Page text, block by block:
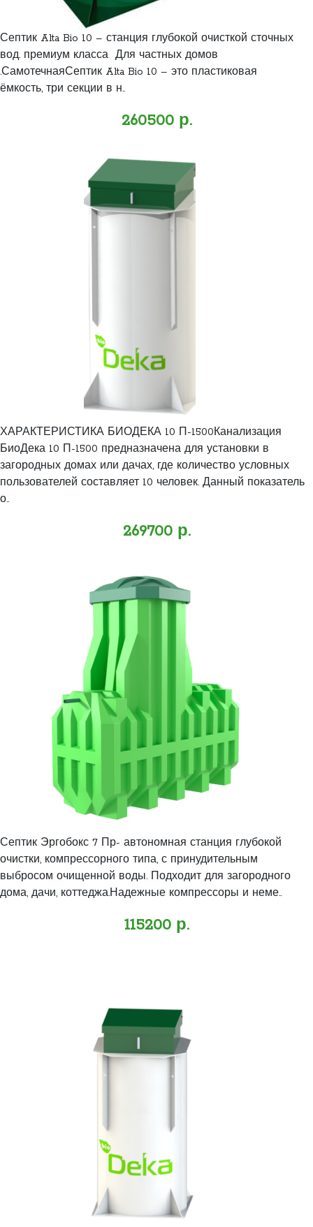
Септик Alta Bio 10 – станция глубокой очисткой сточных
вод. премиум класса Для частных домов
.СамотечнаяСептик Alta Bio 10 – это пластиковая
ёмкость, три секции в н..
260500 р.
ХАРАКТЕРИСТИКА БИОДЕКА 10 П-1500Канализация
БиоДека 10 П-1500 предназначена для установки в
загородных домах или дачах, где количество условных
пользователей составляет 10 человек. Данный показатель
о..
269700 р.
Септик Эргобокс 7 Пр- автономная станция глубокой
очистки, компрессорного типа, с принудительным
выбросом очищенной воды. Подходит для загородного
дома, дачи, коттеджа.Надежные компрессоры и неме..
115200 р.